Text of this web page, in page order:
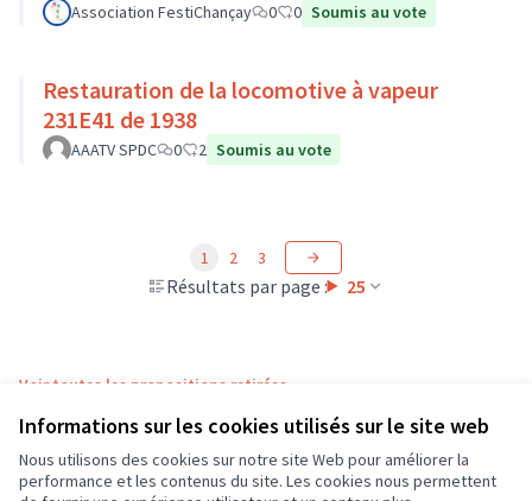
Informations sur les cookies utilisés sur le site web
Nous utilisons des cookies sur notre site Web pour améliorer la
performance et les contenus du site. Les cookies nous permettent
Association FestiChançay 0 0 Soumis au vote
Restauration de la locomotive à vapeur
231E41 de 1938
AAATV SPDC 0 2 Soumis au vote
Résultats par page : 25
1 2 3
Voir toutes les propositions retirées
Conditions d'utilisation
Paramètres des cookies